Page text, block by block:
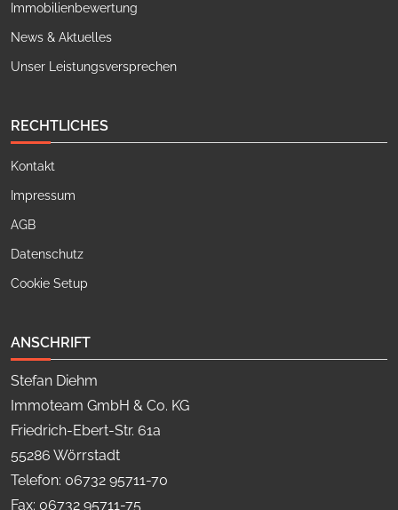
Immobilienbewertung
News & Aktuelles
Unser Leistungsversprechen
RECHTLICHES
Kontakt
Impressum
AGB
Datenschutz
Cookie Setup
ANSCHRIFT
Stefan Diehm
Immoteam GmbH & Co. KG
Friedrich-Ebert-Str. 61a
55286 Wörrstadt
Telefon: 06732 95711-70
Fax: 06732 95711-75